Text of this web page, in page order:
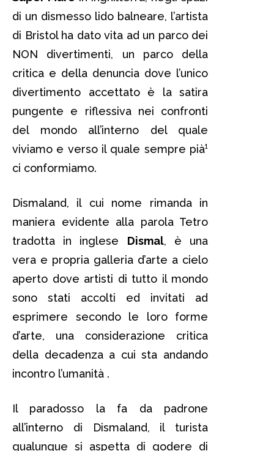
di un dismesso lido balneare, l’artista
di Bristol ha dato vita ad un parco dei
NON divertimenti, un parco della
critica e della denuncia dove l’unico
divertimento accettato è la satira
pungente e riflessiva nei confronti
del mondo all’interno del quale
viviamo e verso il quale sempre pià¹
ci conformiamo.
Dismaland, il cui nome rimanda in
maniera evidente alla parola Tetro
tradotta in inglese Dismal, è una
vera e propria galleria d’arte a cielo
aperto dove artisti di tutto il mondo
sono stati accolti ed invitati ad
esprimere secondo le loro forme
d’arte, una considerazione critica
della decadenza a cui sta andando
incontro l’umanità .
Il paradosso la fa da padrone
all’interno di Dismaland, il turista
qualunque si aspetta di godere di